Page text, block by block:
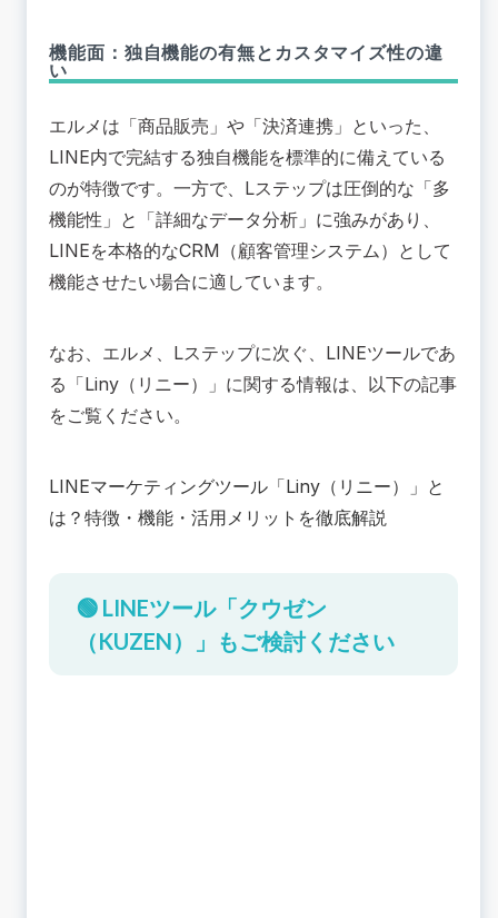
機能面：独自機能の有無とカスタマイズ性の違
い
エルメは「商品販売」や「決済連携」といった、
LINE内で完結する独自機能を標準的に備えている
のが特徴です。一方で、Lステップは圧倒的な「多
機能性」と「詳細なデータ分析」に強みがあり、
LINEを本格的なCRM（顧客管理システム）として
機能させたい場合に適しています。
なお、エルメ、Lステップに次ぐ、LINEツールであ
る「Liny（リニー）」に関する情報は、以下の記事
をご覧ください。
LINEマーケティングツール「Liny（リニー）」と
は？特徴・機能・活用メリットを徹底解説
🟢 LINEツール「クウゼン
（KUZEN）」もご検討ください